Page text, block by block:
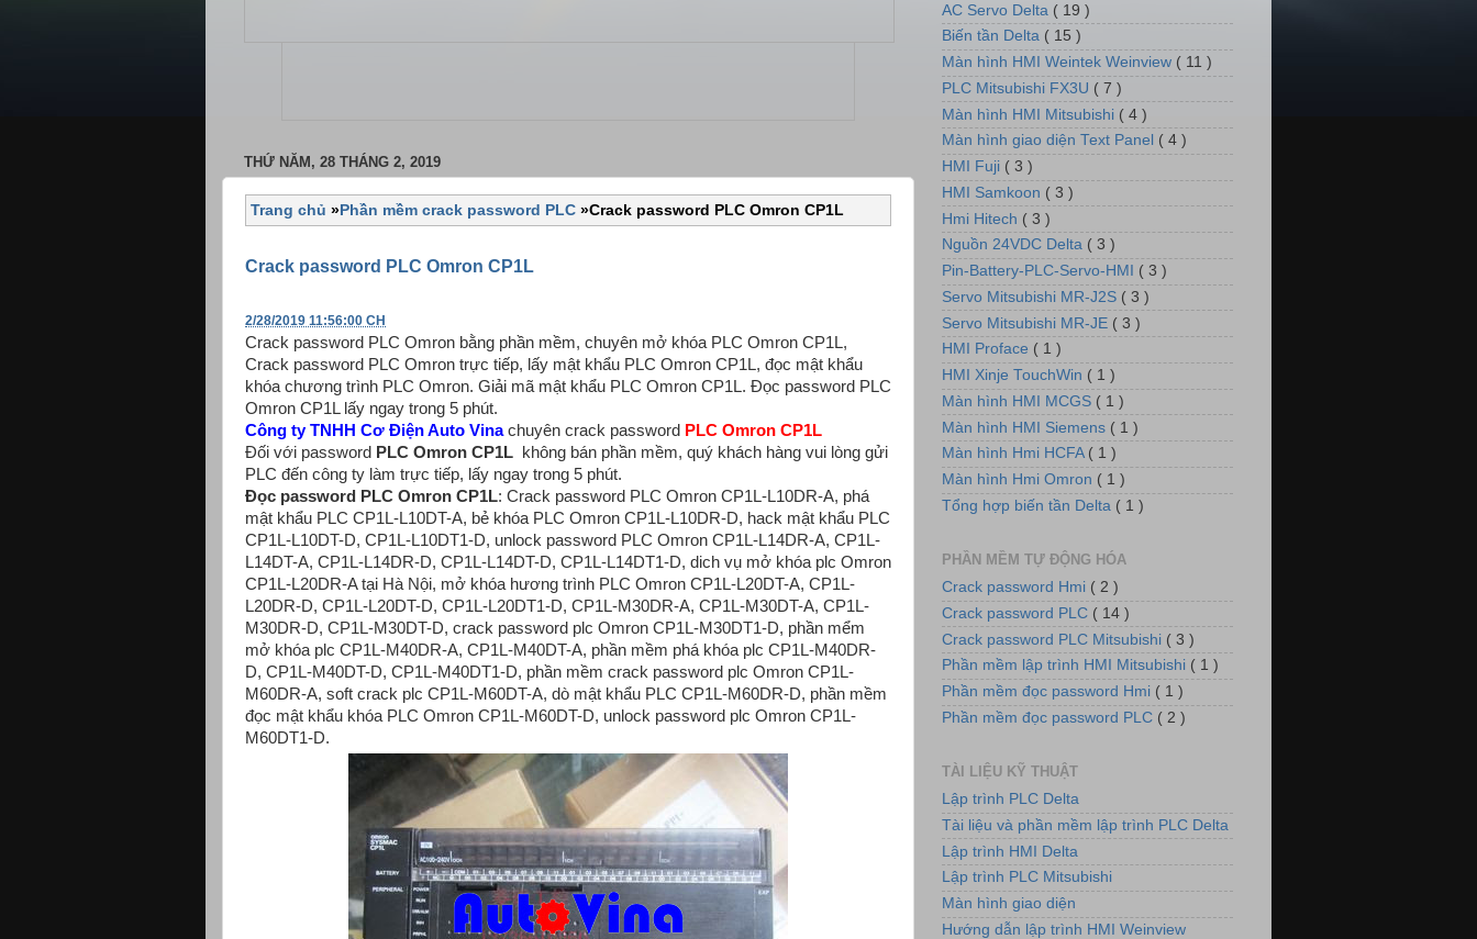
THỨ NĂM, 28 THÁNG 2, 2019
Trang chủ »Phần mềm crack password PLC »Crack password PLC Omron CP1L
Crack password PLC Omron CP1L
2/28/2019 11:56:00 CH
Crack password PLC Omron bằng phần mềm, chuyên mở khóa PLC Omron CP1L,
Crack password PLC Omron trực tiếp, lấy mật khẩu PLC Omron CP1L, đọc mật khẩu
khóa chương trình PLC Omron. Giải mã mật khẩu PLC Omron CP1L. Đọc password PLC
Omron CP1L lấy ngay trong 5 phút.
Công ty TNHH Cơ Điện Auto Vinachuyên crack password PLC Omron CP1L
Đối với password PLC Omron CP1L không bán phần mềm, quý khách hàng vui lòng gửi
PLC đến công ty làm trực tiếp, lấy ngay trong 5 phút.
Đọc password PLC Omron CP1L: Crack password PLC Omron CP1L-L10DR-A, phá
mật khẩu PLC CP1L-L10DT-A, bẻ khóa PLC Omron CP1L-L10DR-D, hack mật khẩu PLC
CP1L-L10DT-D, CP1L-L10DT1-D, unlock password PLC Omron CP1L-L14DR-A, CP1L-
L14DT-A, CP1L-L14DR-D, CP1L-L14DT-D, CP1L-L14DT1-D, dich vụ mở khóa plc Omron
CP1L-L20DR-A tại Hà Nội, mở khóa hương trình PLC Omron CP1L-L20DT-A, CP1L-
L20DR-D, CP1L-L20DT-D, CP1L-L20DT1-D, CP1L-M30DR-A, CP1L-M30DT-A, CP1L-
M30DR-D, CP1L-M30DT-D, crack password plc Omron CP1L-M30DT1-D, phần mểm
mở khóa plc CP1L-M40DR-A, CP1L-M40DT-A, phần mềm phá khóa plc CP1L-M40DR-
D, CP1L-M40DT-D, CP1L-M40DT1-D, phần mềm crack password plc Omron CP1L-
M60DR-A, soft crack plc CP1L-M60DT-A, dò mật khẩu PLC CP1L-M60DR-D, phần mềm
đọc mật khẩu khóa PLC Omron CP1L-M60DT-D, unlock password plc Omron CP1L-
M60DT1-D.
AC Servo Delta ( 19 )
Biến tần Delta ( 15 )
Màn hình HMI Weintek Weinview ( 11 )
PLC Mitsubishi FX3U ( 7 )
Màn hình HMI Mitsubishi ( 4 )
Màn hình giao diện Text Panel ( 4 )
HMI Fuji ( 3 )
HMI Samkoon ( 3 )
Hmi Hitech ( 3 )
Nguồn 24VDC Delta ( 3 )
Pin-Battery-PLC-Servo-HMI ( 3 )
Servo Mitsubishi MR-J2S ( 3 )
Servo Mitsubishi MR-JE ( 3 )
HMI Proface ( 1 )
HMI Xinje TouchWin ( 1 )
Màn hình HMI MCGS ( 1 )
Màn hình HMI Siemens ( 1 )
Màn hình Hmi HCFA ( 1 )
Màn hình Hmi Omron ( 1 )
Tổng hợp biến tần Delta ( 1 )
PHẦN MỀM TỰ ĐỘNG HÓA
Crack password Hmi ( 2 )
Crack password PLC ( 14 )
Crack password PLC Mitsubishi ( 3 )
Phần mềm lập trình HMI Mitsubishi ( 1 )
Phần mềm đọc password Hmi ( 1 )
Phần mềm đọc password PLC ( 2 )
TÀI LIỆU KỸ THUẬT
Lập trình PLC Delta
Tài liệu và phần mềm lập trình PLC Delta
Lập trình HMI Delta
Lập trình PLC Mitsubishi
Màn hình giao diện
Hướng dẫn lập trình HMI Weinview